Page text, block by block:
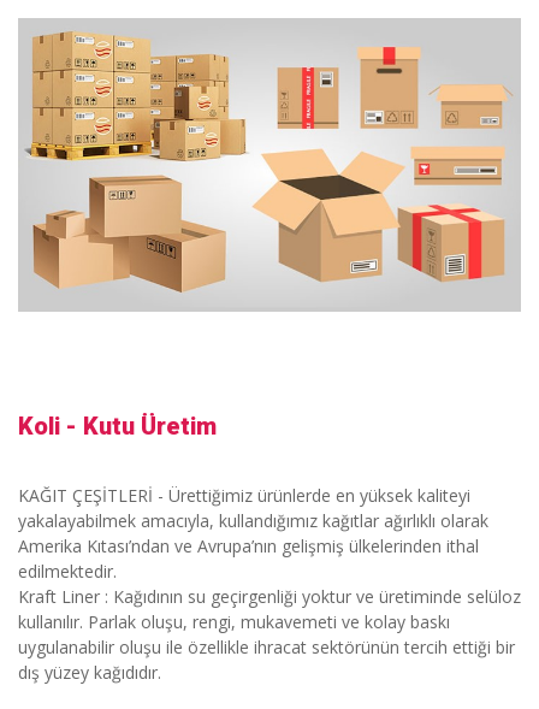
Koli - Kutu Üretim
KAĞIT ÇEŞİTLERİ - Ürettiğimiz ürünlerde en yüksek kaliteyi
yakalayabilmek amacıyla, kullandığımız kağıtlar ağırlıklı olarak
Amerika Kıtası’ndan ve Avrupa’nın gelişmiş ülkelerinden ithal
edilmektedir.
Kraft Liner : Kağıdının su geçirgenliği yoktur ve üretiminde selüloz
kullanılır. Parlak oluşu, rengi, mukavemeti ve kolay baskı
uygulanabilir oluşu ile özellikle ihracat sektörünün tercih ettiği bir
dış yüzey kağıdıdır.